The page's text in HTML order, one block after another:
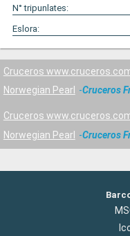
N° tripunlates:
Eslora:
Cruceros
Norwegian Pearl
Cruceros
Cruceros
Norwegian Pearl
Cruceros